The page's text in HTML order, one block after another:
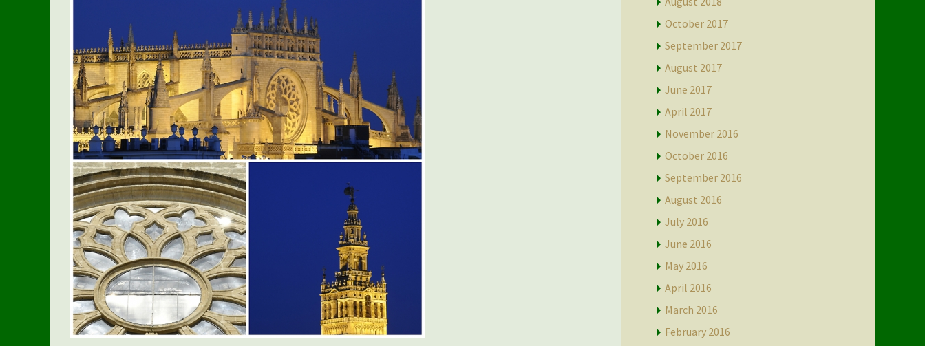
October 2017
September 2017
August 2017
June 2017
April 2017
November 2016
October 2016
September 2016
August 2016
July 2016
June 2016
May 2016
April 2016
March 2016
February 2016